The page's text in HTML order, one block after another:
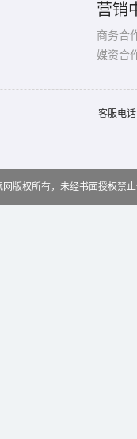
营销
商务合
媒资合
客服电
网版权所有，未经书面授权